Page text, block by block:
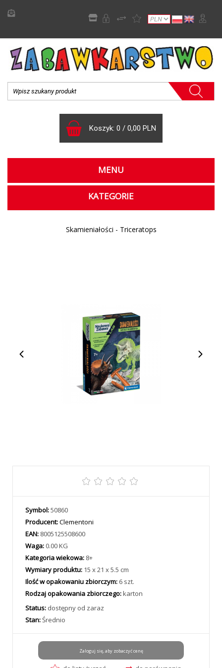
Koszyk: 0 / 0,00 PLN
MENU
KATEGORIE
Skamieniałości - Triceratops
Symbol:50860
Producent:Clementoni
EAN: 8005125508600
Waga: 0.00 KG
Kategoria wiekowa: 8+
Wymiary produktu: 15 x 21 x 5.5 cm
Ilość w opakowaniu zbiorczym: 6 szt.
Rodzaj opakowania zbiorczego:karton
Status: dostępny od zaraz
Stan:Średnio
Zaloguj się, aby zobaczyć cenę